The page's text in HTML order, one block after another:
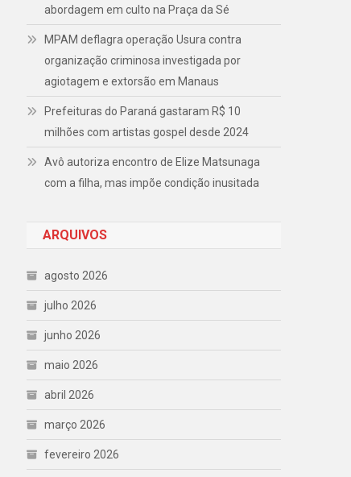
abordagem em culto na Praça da Sé
MPAM deflagra operação Usura contra
organização criminosa investigada por
agiotagem e extorsão em Manaus
Prefeituras do Paraná gastaram R$ 10
milhões com artistas gospel desde 2024
Avô autoriza encontro de Elize Matsunaga
com a filha, mas impõe condição inusitada
ARQUIVOS
agosto 2026
julho 2026
junho 2026
maio 2026
abril 2026
março 2026
fevereiro 2026